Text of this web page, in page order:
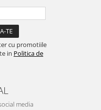
cu promotiile
in Politica de
media